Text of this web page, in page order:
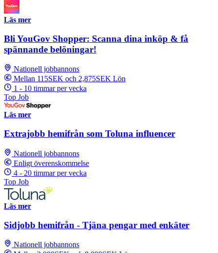
Läs mer
Bli YouGov Shopper: Scanna dina inköp & få
spännande belöningar!
Nationell jobbannons
Mellan 115SEK och 2,875SEK Lön
1 - 10 timmar per vecka
Top Job
Läs mer
Extrajobb hemifrån som Toluna influencer
Nationell jobbannons
Enligt överenskommelse
4 - 20 timmar per vecka
Top Job
Läs mer
Sidjobb hemifrån - Tjäna pengar med enkäter
Nationell jobbannons